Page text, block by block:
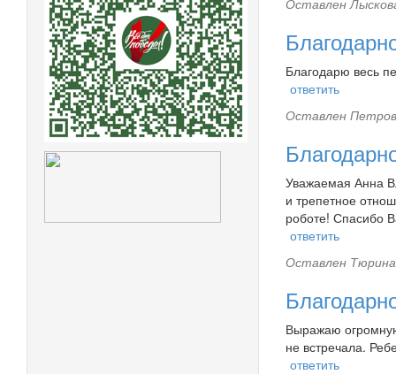
Оставлен
Благодарю весь
ответить
Оставлен
Уважаемая Анна
и трепетное
роботе! Спасибо
ответить
Оставлен
Выражаю
не встречала.
ответить